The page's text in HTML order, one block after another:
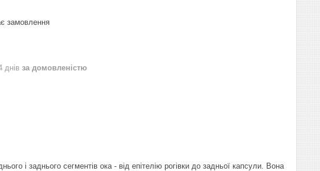
замовлення
днів за домовленістю
і заднього сегментів ока - від епітелію рогівки до задньої капсули. Вона